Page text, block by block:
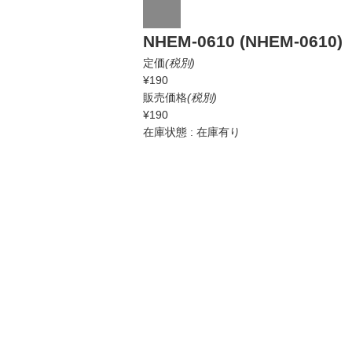
NHEM-0610 (NHEM-0610)
定価(税別)
¥190
販売価格(税別)
¥190
在庫状態 : 在庫有り